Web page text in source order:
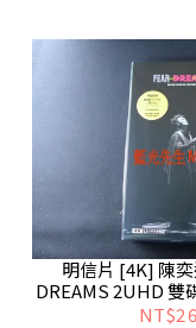
明信片 [4K] 陳
DREAMS 2UHD 雙
NT$2